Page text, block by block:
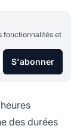
fonctionnalités et
S'abonner
des durées